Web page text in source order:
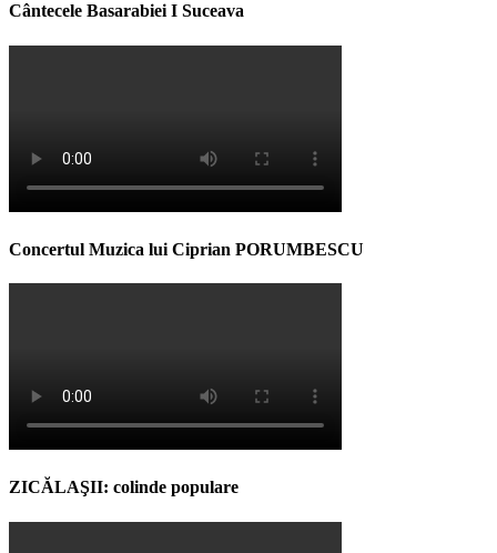
Cântecele Basarabiei I Suceava
Concertul Muzica lui Ciprian PORUMBESCU
ZICĂLAŞII: colinde populare